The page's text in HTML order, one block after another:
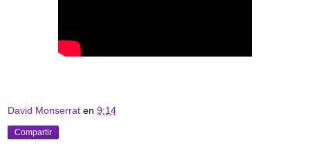
David Monserrat en 9:14
Compartir